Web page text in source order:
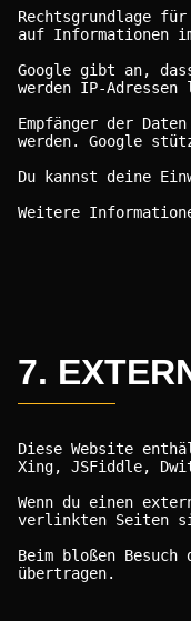
Rechtsgrundlage
auf Informationen
Google gibt an,
werden IP-
Empfänger der
werden. Google
Du kannst deine
Weitere
7.
Diese Website
Xing, JSFiddle,
Wenn du einen
verlinkten Seiten
Beim bloßen
übertragen.